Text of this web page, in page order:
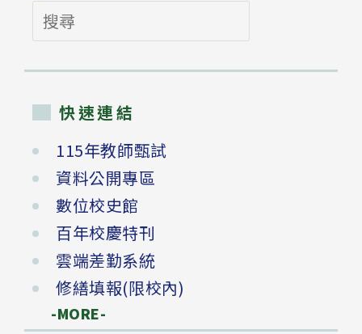
搜
尋
快速連結
115年教師甄試
資料公開專區
數位校史館
百年校慶特刊
雲端差勤系統
修繕填報(限校內)
-MORE-